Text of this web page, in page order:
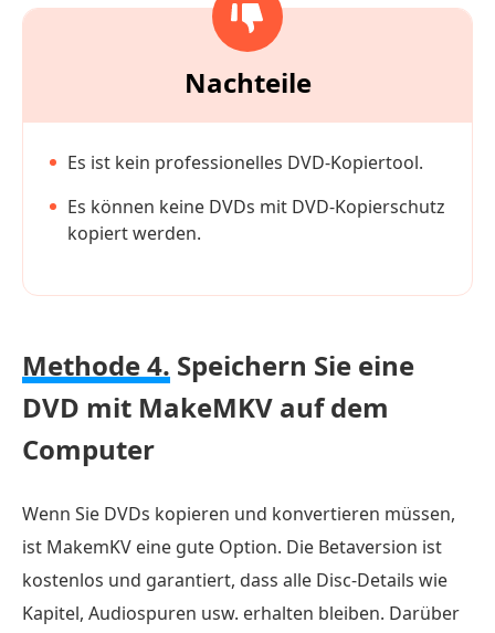
Nachteile
Es ist kein professionelles DVD-Kopiertool.
Es können keine DVDs mit DVD-Kopierschutz
kopiert werden.
Methode 4. Speichern Sie eine
DVD mit MakeMKV auf dem
Computer
Wenn Sie DVDs kopieren und konvertieren müssen,
ist MakemKV eine gute Option. Die Betaversion ist
kostenlos und garantiert, dass alle Disc-Details wie
Kapitel, Audiospuren usw. erhalten bleiben. Darüber